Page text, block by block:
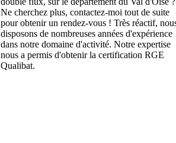
Ne cherchez plus, contactez-moi tout de suite
pour obtenir un rendez-vous ! Très réactif,
disposons de nombreuses années d'expérience
dans notre domaine d'activité. Notre expertise
nous a permis d'obtenir la certification RGE
Qualibat.